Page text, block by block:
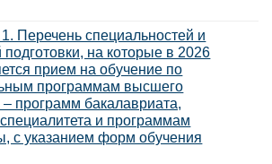
Перечень специальностей и
на которые в 2026
прием на обучение по
программам высшего
программ бакалавриата,
и программам
с указанием форм обучения